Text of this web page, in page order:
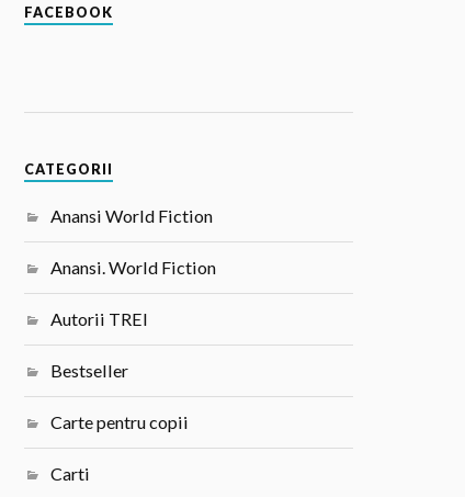
FACEBOOK
CATEGORII
Anansi World Fiction
Anansi. World Fiction
Autorii TREI
Bestseller
Carte pentru copii
Carti